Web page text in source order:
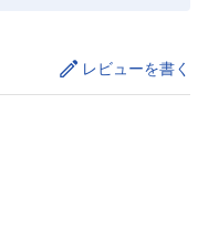
レビューを書く